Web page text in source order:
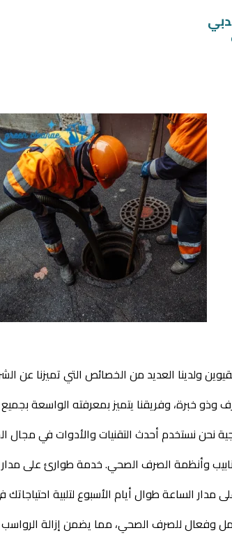
ولدينا العديد من الخصائص التي تميزنا عن
وفريقنا يتميز بمعرفته الواسعة بجميع
نحن نستخدم أحدث التقنيات والأدوات في
وأنظمة الصرف الصحي. خدمة طوارئ على
الساعة طوال أيام الأسبوع لتلبية
للصرف الصحي، مما يضمن إزالة الرواسب